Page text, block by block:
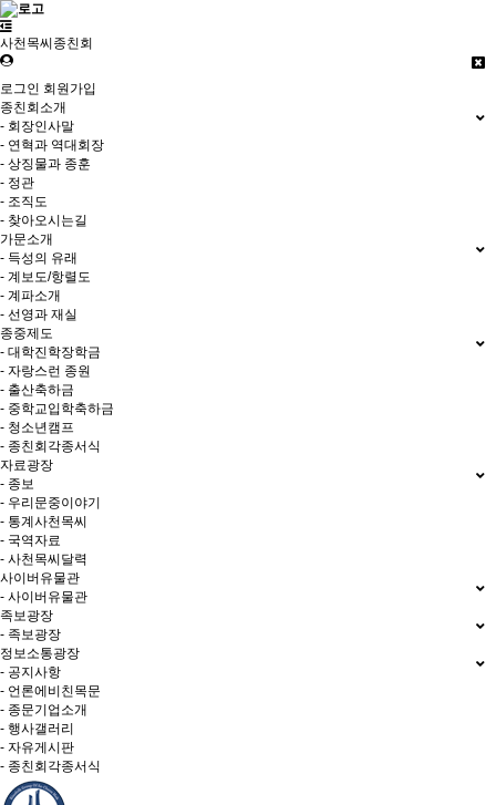
사천목씨종친회
로그인 회원가입
종친회소개
- 회장인사말
- 연혁과 역대회장
- 상징물과 종훈
- 정관
- 조직도
- 찾아오시는길
가문소개
- 득성의 유래
- 계보도/항렬도
- 계파소개
- 선영과 재실
종중제도
- 대학진학장학금
- 자랑스런 종원
- 출산축하금
- 중학교입학축하금
- 청소년캠프
- 종친회각종서식
자료광장
- 종보
- 우리문중이야기
- 통계사천목씨
- 국역자료
- 사천목씨달력
사이버유물관
- 사이버유물관
족보광장
- 족보광장
정보소통광장
- 공지사항
- 언론에비친목문
- 종문기업소개
- 행사갤러리
- 자유게시판
- 종친회각종서식